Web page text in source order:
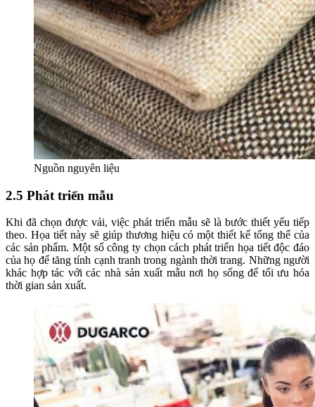
Nguồn nguyên liệu
2.5 Phát triển mẫu
Khi đã chọn được vải, việc phát triển mẫu sẽ là bước thiết yếu tiếp
theo. Họa tiết này sẽ giúp thương hiệu có một thiết kế tổng thể của
các sản phẩm. Một số công ty chọn cách phát triển họa tiết độc đáo
của họ để tăng tính cạnh tranh trong ngành thời trang. Những người
khác hợp tác với các nhà sản xuất mẫu nơi họ sống để tối ưu hóa
thời gian sản xuất.